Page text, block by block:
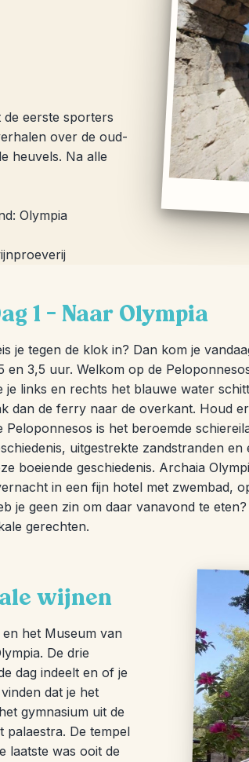
de eerste sporters
over de oud-
heuvels. Na alle
Olympia
1 – Naar Olympia
je tegen de klok in? Dan kom je
en 3,5 uur. Welkom op de
je links en rechts het blauwe water
dan de ferry naar de overkant. Houd
Peloponnesos is het beroemde
uitgestrekte zandstranden
boeiende geschiedenis. Archaia
in een fijn hotel met zwembad,
je geen zin om daar vanavond te
gerechten.
wijnen
het Museum van
De drie
dag indeelt en of je
dat je het
gymnasium uit de
palaestra. De tempel
laatste was ooit de